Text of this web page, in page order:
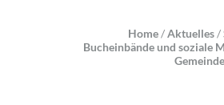
Home/Aktuelles/
Bucheinbände und soziale